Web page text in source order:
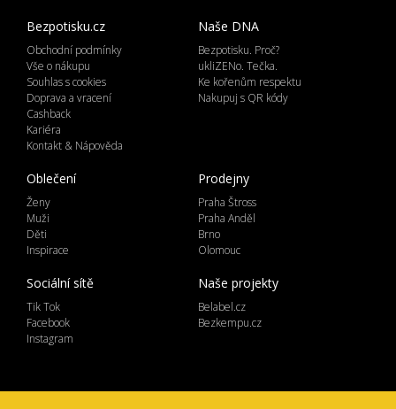
Bezpotisku.cz
Obchodní podmínky
Vše o nákupu
Souhlas s cookies
Doprava a vracení
Cashback
Kariéra
Kontakt & Nápověda
Naše DNA
Bezpotisku. Proč?
ukliZENo. Tečka.
Ke kořenům respektu
Nakupuj s QR kódy
Oblečení
Ženy
Muži
Děti
Inspirace
Prodejny
Praha Štross
Praha Anděl
Brno
Olomouc
Sociální sítě
Tik Tok
Facebook
Instagram
Naše projekty
Belabel.cz
Bezkempu.cz